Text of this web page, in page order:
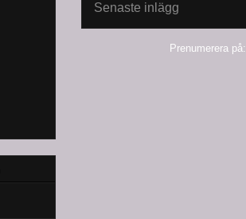
Senaste inlägg
Prenumerera på: